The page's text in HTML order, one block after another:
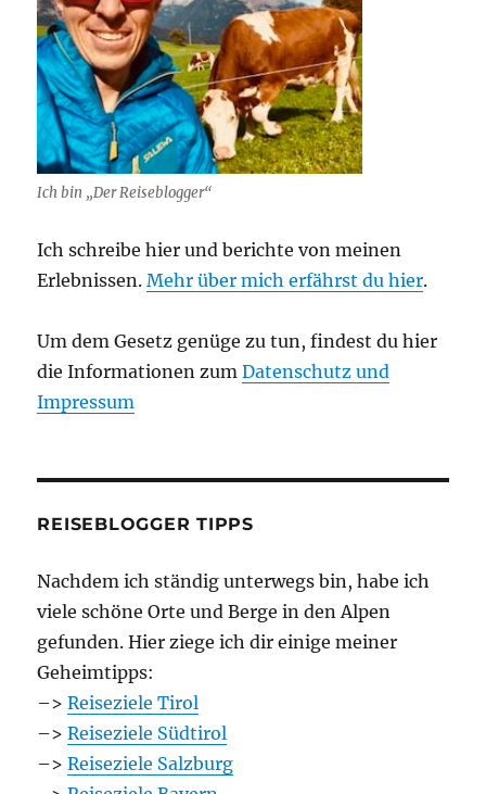
Ich bin „Der Reiseblogger“
Ich schreibe hier und berichte von meinen
Erlebnissen.Mehr über mich erfährst du hier.
Um dem Gesetz genüge zu tun, findest du hier
die Informationen zumDatenschutz und
Impressum
REISEBLOGGER TIPPS
Nachdem ich ständig unterwegs bin, habe ich
viele schöne Orte und Berge in den Alpen
gefunden. Hier ziege ich dir einige meiner
Geheimtipps:
–>Reiseziele Tirol
–>Reiseziele Südtirol
–>Reiseziele Salzburg